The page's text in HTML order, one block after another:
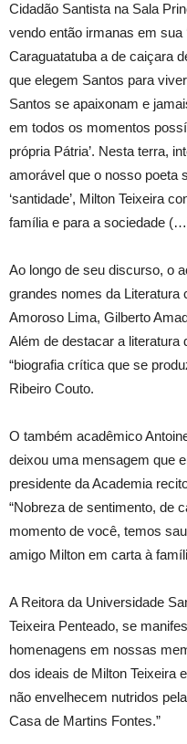
Cidadão Santista na Sala
vendo então irmanas em sua
Caraguatatuba a de caiçara
que elegem Santos para
Santos se apaixonam e
em todos os momentos
própria Pátria’. Nesta terra,
amorável que o nosso poeta
‘santidade’, Milton Teixeira
família e para a sociedade
Ao longo de seu discurso, o
grandes nomes da Literatura
Amoroso Lima, Gilberto
Além de destacar a literatura
“biografia crítica que se
Ribeiro Couto.
O também acadêmico
deixou uma mensagem que
presidente da Academia
“Nobreza de sentimento, de
momento de você, temos
amigo Milton em carta à
A Reitora da Universidade
Teixeira Penteado, se
homenagens em nossas
dos ideais de Milton Teixeira
não envelhecem nutridos
Casa de Martins Fontes.”